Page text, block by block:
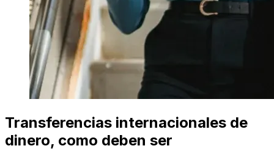
Transferencias internacionales de
dinero, como deben ser